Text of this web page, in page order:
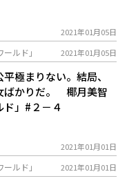
2021年01月05日
ルド」 2021年01月05日
平極まりない。結局、
ばかりだ。 椰月美智
」#２－４
2021年01月01日
ルド」 2021年01月01日